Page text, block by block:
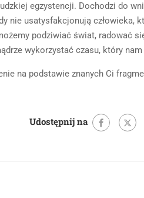
egzystencji. Dochodzi do
nie usatysfakcjonują człowieka,
podziwiać świat, radować
wykorzystać czasu, który nam
na podstawie znanych Ci
Udostępnij na